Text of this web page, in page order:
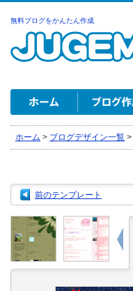
無料ブログをかんたん作成
ホーム > ブログデザイン一覧 >
前のテンプレート